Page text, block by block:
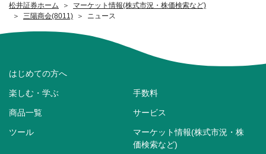
松井証券ホーム
マーケット情報(株式市況・株価検索など)
三陽商会(8011)
ニュース
はじめての方へ
楽しむ・学ぶ 手数料
商品一覧 サービス
ツール
マーケット情報(株式市況・株
価検索など)